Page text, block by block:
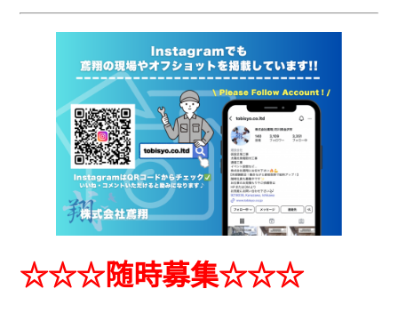
☆☆☆随時募集☆☆☆